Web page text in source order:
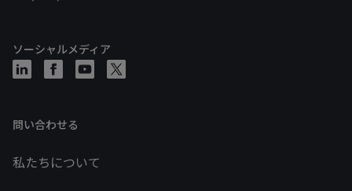
ソーシャルメディア
問い合わせる
私たちについて